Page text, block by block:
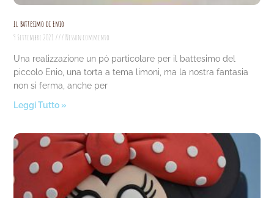
Il Battesimo di Enio
9 Settembre 2021
Nessun commento
Una realizzazione un pò particolare per il battesimo del
piccolo Enio, una torta a tema limoni, ma la nostra fantasia
non si ferma, anche per
Leggi Tutto »